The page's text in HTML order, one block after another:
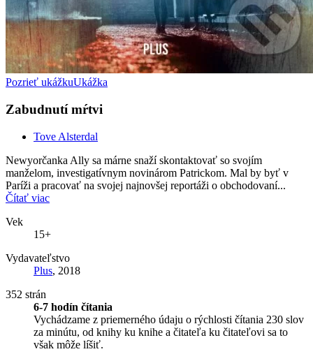
Pozrieť ukážkuUkážka
Zabudnutí mŕtvi
Tove Alsterdal
Newyorčanka Ally sa márne snaží skontaktovať so svojím
manželom, investigatívnym novinárom Patrickom. Mal by byť v
Paríži a pracovať na svojej najnovšej reportáži o obchodovaní...
Čítať viac
Vek
15+
Vydavateľstvo
Plus, 2018
352 strán
6-7 hodín čítania
Vychádzame z priemerného údaju o rýchlosti čítania 230 slov
za minútu, od knihy ku knihe a čitateľa ku čitateľovi sa to
však môže líšiť.